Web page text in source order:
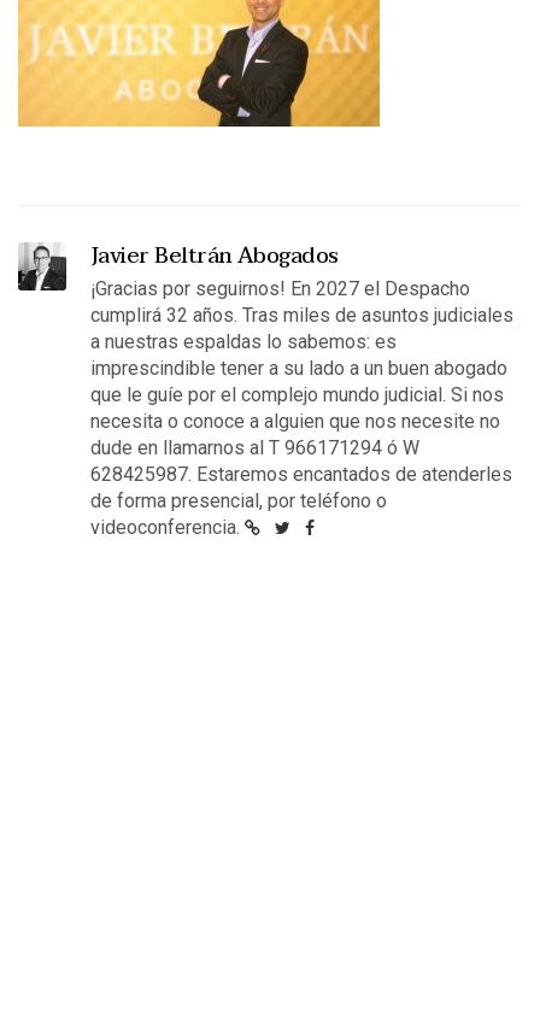
Javier Beltrán Abogados
¡Gracias por seguirnos! En 2027 el Despacho
cumplirá 32 años. Tras miles de asuntos judiciales
a nuestras espaldas lo sabemos: es
imprescindible tener a su lado a un buen abogado
que le guíe por el complejo mundo judicial. Si nos
necesita o conoce a alguien que nos necesite no
dude en llamarnos al T 966171294 ó W
628425987. Estaremos encantados de atenderles
de forma presencial, por teléfono o
videoconferencia.